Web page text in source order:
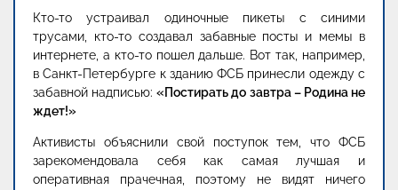
Кто-то устраивал одиночные пикеты с синими
трусами, кто-то создавал забавные посты и мемы в
интернете, а кто-то пошел дальше. Вот так, например,
в Санкт-Петербурге к зданию ФСБ принесли одежду с
забавной надписью:«Постирать до завтра – Родина не
ждет!»
Активисты объяснили свой поступок тем, что ФСБ
зарекомендовала себя как самая лучшая и
оперативная прачечная, поэтому не видят ничего